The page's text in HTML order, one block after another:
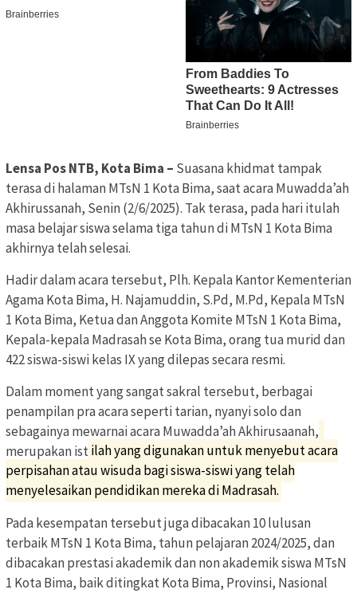
Lensa Pos NTB, Kota Bima – Suasana khidmat tampak
terasa di halaman MTsN 1 Kota Bima, saat acara Muwadda’ah
Akhirussanah, Senin (2/6/2025). Tak terasa, pada hari itulah
masa belajar siswa selama tiga tahun di MTsN 1 Kota Bima
akhirnya telah selesai.
Hadir dalam acara tersebut, Plh. Kepala Kantor Kementerian
Agama Kota Bima, H. Najamuddin, S.Pd, M.Pd, Kepala MTsN
1 Kota Bima, Ketua dan Anggota Komite MTsN 1 Kota Bima,
Kepala-kepala Madrasah se Kota Bima, orang tua murid dan
422 siswa-siswi kelas IX yang dilepas secara resmi.
Dalam moment yang sangat sakral tersebut, berbagai
penampilan pra acara seperti tarian, nyanyi solo dan
sebagainya mewarnai acara Muwadda’ah Akhirusaanah,
merupakan istilah yang digunakan untuk menyebut acara
perpisahan atau wisuda bagi siswa-siswi yang telah
menyelesaikan pendidikan mereka di Madrasah.
Pada kesempatan tersebut juga dibacakan 10 lulusan
terbaik MTsN 1 Kota Bima, tahun pelajaran 2024/2025, dan
dibacakan prestasi akademik dan non akademik siswa MTsN
1 Kota Bima, baik ditingkat Kota Bima, Provinsi, Nasional